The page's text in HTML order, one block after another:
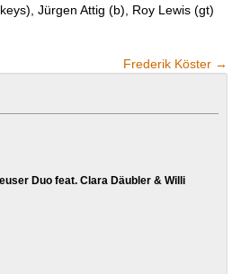
Jürgen Attig (b), Roy Lewis (gt)
Frederik Köster →
Duo feat. Clara Däubler & Willi